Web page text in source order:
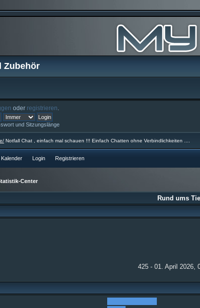
Zubehör
oder registrieren
und Sitzungslänge
Notfall Chat , einfach mal schauen !!! Einfach Chatten ohne Verbindlichkeiten ....
Kalender Login Registrieren
Center
Rund ums
425 - 01. April 2026,